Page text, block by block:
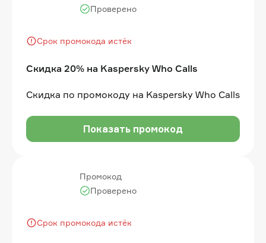
Скидка 20% на Kaspersky Who Calls
Срок промокода истёк
Проверено
Скидка по промокоду на Kaspersky Who Calls
Показать промокод
Промокод
Срок промокода истёк
Проверено